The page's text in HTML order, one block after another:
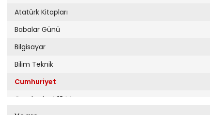
Atatürk Kitapları
Babalar Günü
Bilgisayar
Bilim Teknik
Cumhuriyet
Cumhuriyet 19 Mayıs